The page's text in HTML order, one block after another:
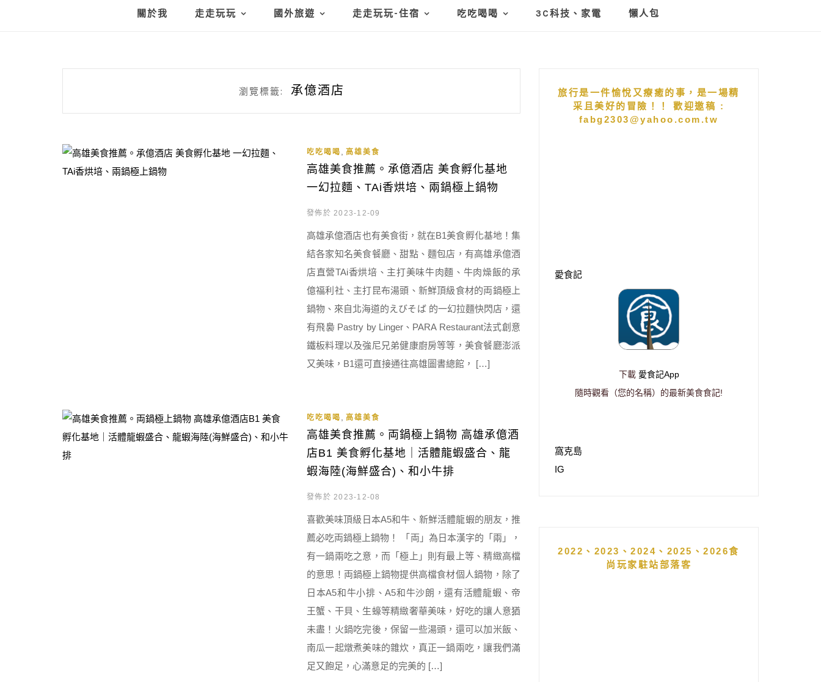
關於我 走走玩玩 國外旅遊 走走玩玩-住宿 吃吃喝喝 3C科技、家電 懶人包
瀏覽標籤: 承億酒店
吃吃喝喝 高雄美食
高雄美食推薦。承億酒店 美食孵化基地
一幻拉麵、TAi香烘培、兩鍋極上鍋物
發佈於 2023-12-09
高雄承億酒店也有美食街，就在B1美食孵化基地！集
結各家知名美食餐廳、甜點、麵包店，有高雄承億酒
店直營TAi香烘培、主打美味牛肉麵、牛肉燥飯的承
億福利社、主打昆布湯頭、新鮮頂級食材的両鍋極上
鍋物、來自北海道的えびそば 的一幻拉麵快閃店，還
有飛裊 Pastry by Linger、PARA Restaurant法式創意
鐵板料理以及強尼兄弟健康廚房等等，美食餐廳澎派
又美味，B1還可直接通往高雄圖書總館， […]
吃吃喝喝 高雄美食
高雄美食推薦。両鍋極上鍋物 高雄承億酒
店B1 美食孵化基地｜活體龍蝦盛合、龍
蝦海陸(海鮮盛合)、和小牛排
發佈於 2023-12-08
喜歡美味頂級日本A5和牛、新鮮活體龍蝦的朋友，推
薦必吃両鍋極上鍋物！ 「両」為日本漢字的「兩」，
有一鍋兩吃之意，而「極上」則有最上等、精緻高檔
的意思！両鍋極上鍋物提供高檔食材個人鍋物，除了
日本A5和牛小排、A5和牛沙朗，還有活體龍蝦、帝
王蟹、干貝、生蠔等精緻奢華美味，好吃的讓人意猶
未盡！火鍋吃完後，保留一些湯頭，還可以加米飯、
南瓜一起燉煮美味的雜炊，真正一鍋兩吃，讓我們滿
足又飽足，心滿意足的完美的 […]
旅行是一件愉悅又療癒的事，是一場精
采且美好的冒險！！ 歡迎邀稿 :
fabg2303@yahoo.com.tw
愛食記
下載 愛食記App
隨時觀看（您的名稱）的最新美食食記!
窩克島
IG
2022、2023、2024、2025、2026食
尚玩家駐站部落客